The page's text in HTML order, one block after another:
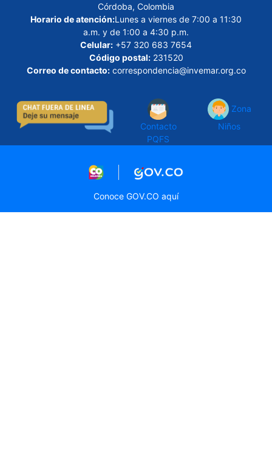
Córdoba, Colombia
Horario de atención:Lunes a viernes de 7:00 a 11:30
a.m. y de 1:00 a 4:30 p.m.
Celular: +57 320 683 7654
Código postal:231520
Correo de contacto:correspondencia@invemar.org.co
Contacto
PQFS
Zona
Niños
Logo marca ColombiaLogo Gobierno de
Conoce GOV.CO aquí